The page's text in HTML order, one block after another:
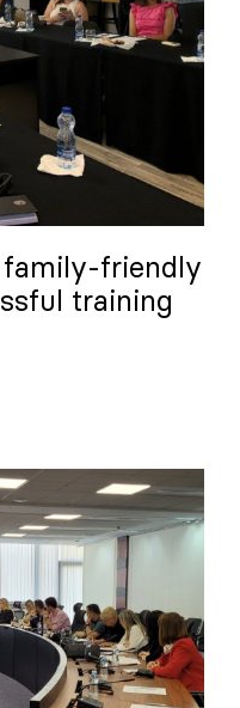
family-friendly
training